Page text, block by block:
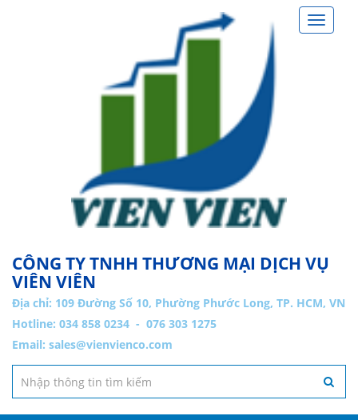
Toggle
CÔNG TY TNHH THƯƠNG MẠI DỊCH VỤ
VIÊN VIÊN
Địa chỉ: 109 Đường Số 10, Phường Phước Long, TP. HCM, VN
Hotline: 034 858 0234 - 076 303 1275
Email: sales@vienvienco.com